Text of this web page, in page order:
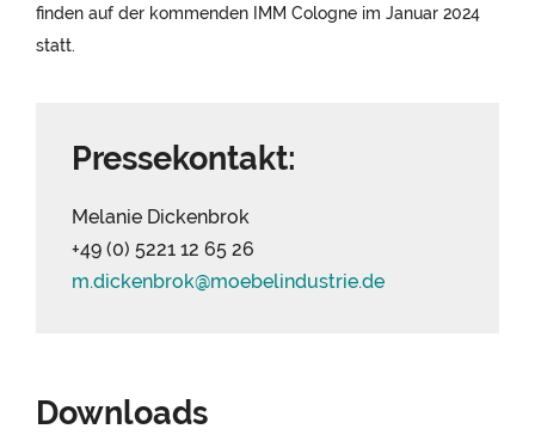
finden auf der kommenden IMM Cologne im Januar 2024
statt.
Pressekontakt:
Melanie Dickenbrok
+49 (0) 5221 12 65 26
m.dickenbrok@moebelindustrie.de
Downloads